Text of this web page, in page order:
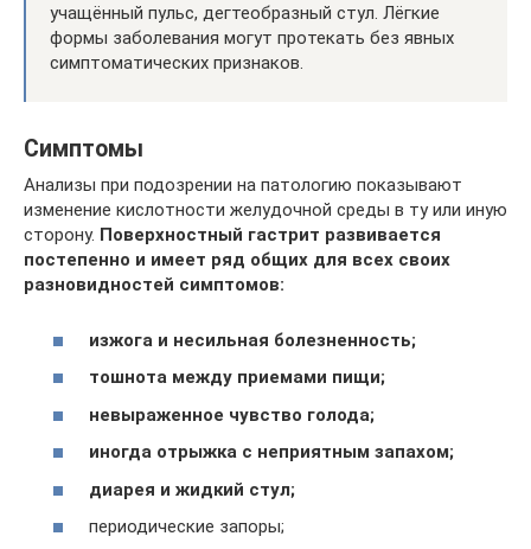
учащённый пульс, дегтеобразный стул. Лёгкие
формы заболевания могут протекать без явных
симптоматических признаков.
Симптомы
Анализы при подозрении на патологию показывают
изменение кислотности желудочной среды в ту или иную
сторону. Поверхностный гастрит развивается
постепенно и имеет ряд общих для всех своих
разновидностей симптомов:
изжога и несильная болезненность;
тошнота между приемами пищи;
невыраженное чувство голода;
иногда отрыжка с неприятным запахом;
диарея и жидкий стул;
периодические запоры;